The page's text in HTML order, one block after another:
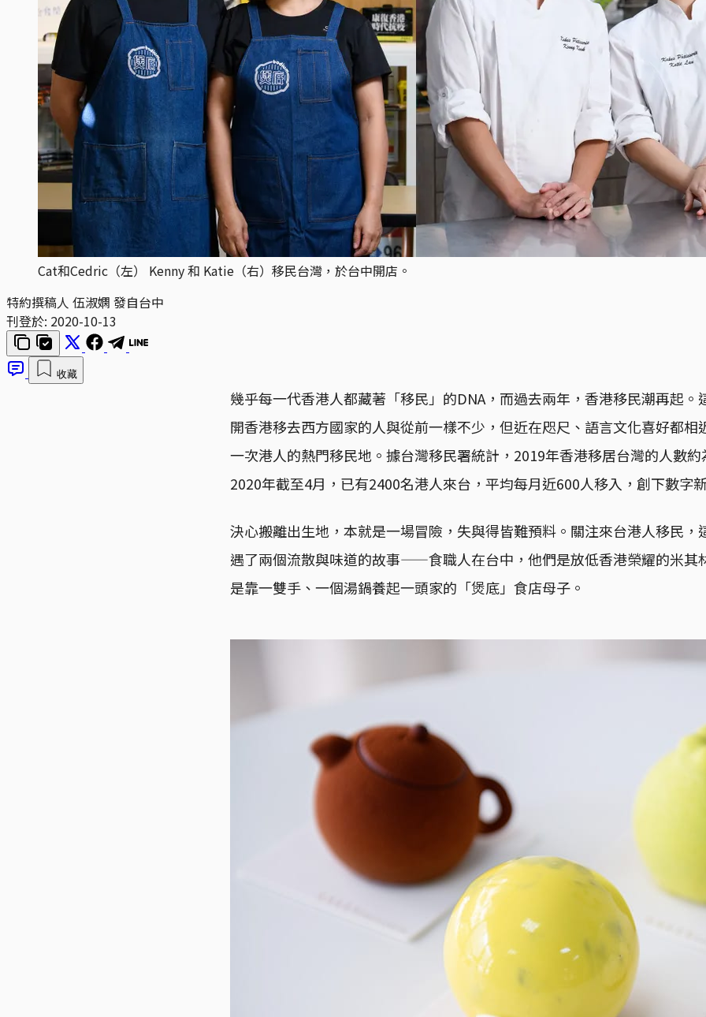
Cat和Cedric（左） Kenny 和 Katie（右）移民台灣，於台中開店。
特約撰稿人 伍淑嫻 發自台中
刊登於: 2020-10-13
收藏
幾乎每一代香港人都藏著「移民」的DNA，而過去兩年，香港移民潮再起。
開香港移去西方國家的人與從前一樣不少，但近在咫尺、語言文化喜好都相
一次港人的熱門移民地。據台灣移民署統計，2019年香港移居台灣的人數
2020年截至4月，已有2400名港人來台，平均每月近600人移入，創下數字
決心搬離出生地，本就是一場冒險，失與得皆難預料。關注來台港人移民，
遇了兩個流散與味道的故事——食職人在台中，他們是放低香港榮耀的米其
是靠一雙手、一個湯鍋養起一頭家的「煲底」食店母子。